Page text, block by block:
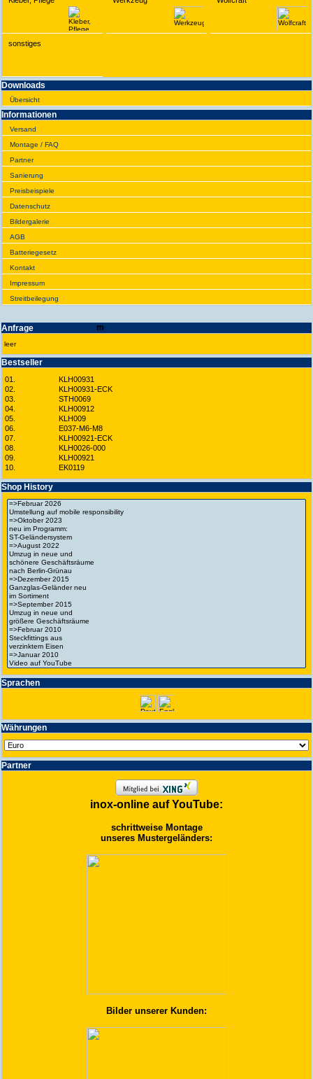
sonstiges
Downloads
Übersicht
Infor­ma­tionen
Versand
Montage / FAQ
Partner
Sanie­rung
Preis­beispiele
Daten­schutz
Bilder­galerie
AGB
Batte­rie­gesetz
Kontakt
Impres­sum
Streit­bei­legung
Anfrage
leer
Best­seller
01.
KLH00931
02.
KLH00931-ECK
03.
STH0069
04.
KLH00912
05.
KLH009
06.
E037-M6-M8
07.
KLH00921-ECK
08.
KLH0026-000
09.
KLH00921
10.
EK0119
Shop History
Spra­chen
Wäh­run­gen
Partner
inox-online auf YouTube:
schrittweise Montage
unseres Mustergeländers:
Bilder unserer Kunden: